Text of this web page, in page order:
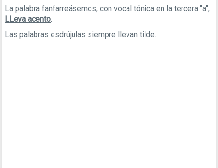
La palabra fanfarreásemos, con vocal tónica en la tercera "a",
LLeva acento.
Las palabras esdrújulas siempre llevan tilde.